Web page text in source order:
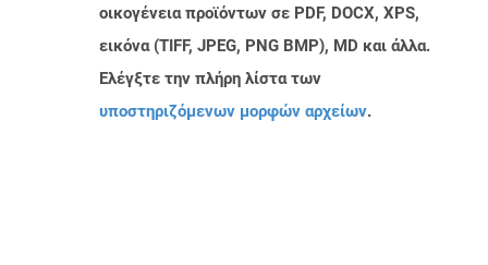
οικογένεια προϊόντων σε PDF, DOCX, XPS,
εικόνα (TIFF, JPEG, PNG BMP), MD και άλλα.
Ελέγξτε την πλήρη λίστα των
υποστηριζόμενων μορφών αρχείων.